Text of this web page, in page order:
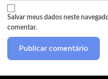
Salvar meus dados neste
comentar.